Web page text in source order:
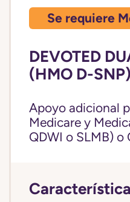
Se requiere
DEVOTED
(HMO D-SNP)
Apoyo adicional
Medicare y
QDWI o SLMB) o